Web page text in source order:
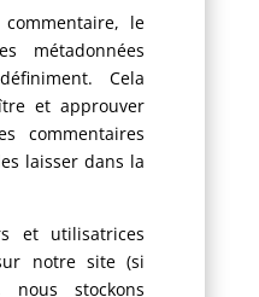
le
métadonnées
Cela
et approuver
commentaires
laisser dans la
et utilisatrices
notre site (si
nous stockons